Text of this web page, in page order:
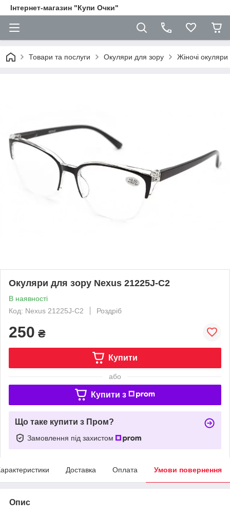
Iнтернет-магазин "Купи Очки"
Товари та послуги Окуляри для зору Жіночі
Окуляри для зору Nexus 21225J-C2
В наявності
Код: Nexus 21225J-C2
Роздріб
250 ₴
Купити
або
Купити з
Що таке купити з Пром?
Замовлення під захистом
Доставка Оплата Умови повернення
Опис